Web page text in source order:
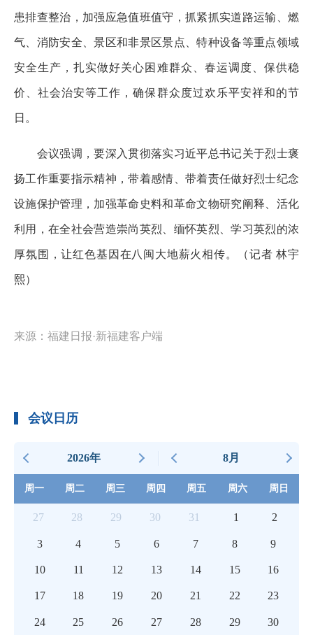
患排查整治，加强应急值班值守，抓紧抓实道路运输、燃
气、消防安全、景区和非景区景点、特种设备等重点领域
安全生产，扎实做好关心困难群众、春运调度、保供稳
价、社会治安等工作，确保群众度过欢乐平安祥和的节
日。
会议强调，要深入贯彻落实习近平总书记关于烈士褒
扬工作重要指示精神，带着感情、带着责任做好烈士纪念
设施保护管理，加强革命史料和革命文物研究阐释、活化
利用，在全社会营造崇尚英烈、缅怀英烈、学习英烈的浓
厚氛围，让红色基因在八闽大地薪火相传。（记者 林宇
熙）
来源：福建日报·新福建客户端
会议日历
2026年 8月
周一 周二 周三 周四 周五 周六 周日
27 28 29 30 31 1 2
3 4 5 6 7 8 9
10 11 12 13 14 15 16
17 18 19 20 21 22 23
24 25 26 27 28 29 30